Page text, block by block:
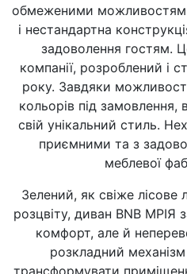
обмеженими
і нестандартна
задоволення гостям.
компанії, розроблений і
року. Завдяки
кольорів під
свій унікальний стиль.
приємними та з
меблевої
Зелений, як свіже лісове
розцвіту, диван BNB МРІЯ
комфорт, але й
розкладний
трансформувати